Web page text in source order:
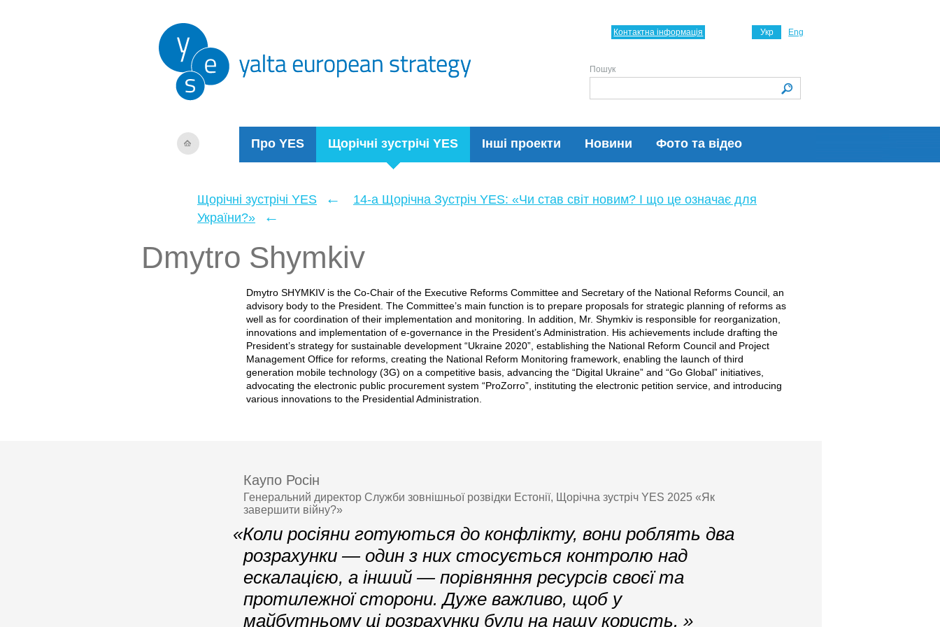
Про YES Щорічні зустрічі YES Інші проекти Новини Фото та відео
Укр Eng
Контактна інформація
Пошук
Щорічні зустрічі YES ←
14-а Щорічна Зустріч YES: «Чи став світ новим? І що це означає для
України?»
←
Dmytro Shymkiv
Dmytro SHYMKIV is the Co-Chair of the Executive Reforms Committee and Secretary of the National Reforms Council, an
advisory body to the President. The Committee’s main function is to prepare proposals for strategic planning of reforms as
well as for coordination of their implementation and monitoring. In addition, Mr. Shymkiv is responsible for reorganization,
innovations and implementation of e-governance in the President’s Administration. His achievements include drafting the
President’s strategy for sustainable development “Ukraine 2020”, establishing the National Reform Council and Project
Management Office for reforms, creating the National Reform Monitoring framework, enabling the launch of third
generation mobile technology (3G) on a competitive basis, advancing the “Digital Ukraine” and “Go Global” initiatives,
advocating the electronic public procurement system “ProZorro”, instituting the electronic petition service, and introducing
various innovations to the Presidential Administration.
Каупо Росін
Генеральний директор Служби зовнішньої розвідки Естонії, Щорічна зустріч YES 2025 «Як
завершити війну?»
«Коли росіяни готуються до конфлікту, вони роблять два
розрахунки — один з них стосується контролю над
ескалацією, а інший — порівняння ресурсів своєї та
протилежної сторони. Дуже важливо, щоб у
майбутньому ці розрахунки були на нашу користь. »